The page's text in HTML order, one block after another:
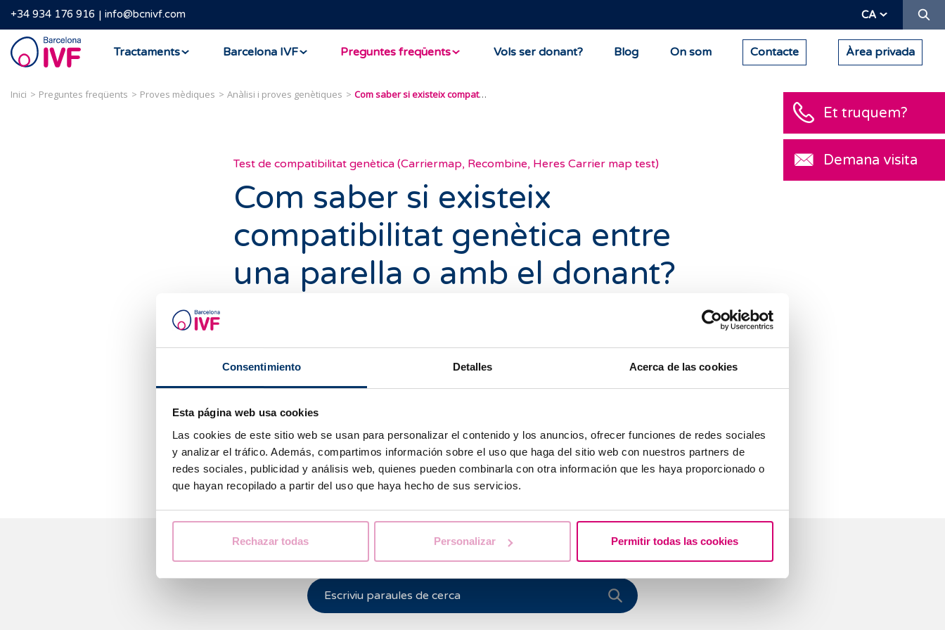
Consentimiento Detalles Acerca de las cookies
Esta página web usa cookies
Las cookies de este sitio web se usan para personalizar el contenido y los anuncios, ofrecer funciones de redes sociales
y analizar el tráfico. Además, compartimos información sobre el uso que haga del sitio web con nuestros partners de
redes sociales, publicidad y análisis web, quienes pueden combinarla con otra información que les haya proporcionado o
que hayan recopilado a partir del uso que haya hecho de sus servicios.
Rechazar todas Personalizar Permitir todas las cookies
+34 934 176 916 info@bcnivf.com CA
Barcelona
IVF
Tractaments Barcelona IVF Preguntes freqüents Vols ser donant? Blog On som Contacte Àrea privada
Inici Preguntes freqüents Proves mèdiques Anàlisi i proves genètiques Com saber si existeix compatibilitat genètica entre una parella o amb el donant?
Test de compatibilitat genètica (Carriermap, Recombine, Heres Carrier map test)
Com saber si existeix
compatibilitat genètica entre
una parella o amb el donant?
amb alguna de les malalties analitzades.
Per a això, tots dos s'han de realitzar un estudi genètic de portadors en els quals es
detectaran possibles mutacions genètiques que, en principi, no solen tenir rellevància
clínica per a ells perquè solen ser recessives.
Amb aquests resultats, es podran comparar tots dos per a establir un risc que el futur
nen tingui una d'aquestes malalties.
T’ajudem a resoldre els teus dubtes
Et truquem?
Demana visita